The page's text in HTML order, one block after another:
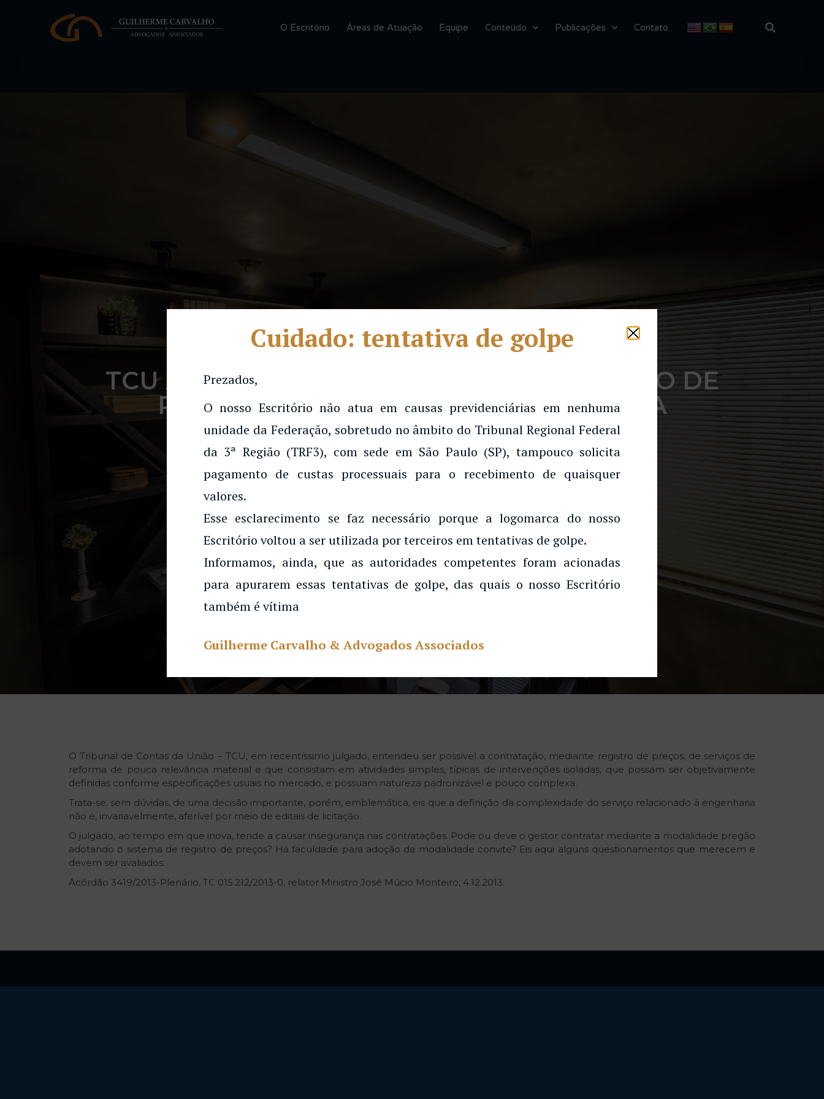
O Escritório Áreas de Atuação Equipe Conteúdo Publicações Contato
TCU ADMITE CONTRATAÇÃO POR REGISTRO DE
PREÇOS DE SERVIÇOS DE ENGENHARIA
O Tribunal de Contas da União – TCU, em recentíssimo julgado, entendeu ser possível a contratação, mediante registro de preços, de serviços de
reforma de pouca relevância material e que consistam em atividades simples, típicas de intervenções isoladas, que possam ser objetivamente
definidas conforme especificações usuais no mercado, e possuam natureza padronizável e pouco complexa.
Trata-se, sem dúvidas, de uma decisão importante, porém, emblemática, eis que a definição da complexidade do serviço relacionado à engenharia
não é, invariavelmente, aferível por meio de editais de licitação.
O julgado, ao tempo em que inova, tende a causar insegurança nas contratações. Pode ou deve o gestor contratar mediante a modalidade pregão
adotando o sistema de registro de preços? Há faculdade para adoção da modalidade convite? Eis aqui alguns questionamentos que merecem e
devem ser avaliados.
Acórdão 3419/2013-Plenário, TC 015.212/2013-0, relator Ministro José Múcio Monteiro, 4.12.2013.
Cuidado: tentativa de golpe
Prezados,
O nosso Escritório não atua em causas previdenciárias em nenhuma
unidade da Federação, sobretudo no âmbito do Tribunal Regional Federal
da 3ª Região (TRF3), com sede em São Paulo (SP), tampouco solicita
pagamento de custas processuais para o recebimento de quaisquer
valores.
Esse esclarecimento se faz necessário porque a logomarca do nosso
Escritório voltou a ser utilizada por terceiros em tentativas de golpe.
Informamos, ainda, que as autoridades competentes foram acionadas
para apurarem essas tentativas de golpe, das quais o nosso Escritório
também é vítima
Guilherme Carvalho & Advogados Associados